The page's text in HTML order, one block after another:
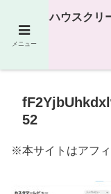
25年以上の現場経
52
※本サイトはアフィ
メニュー
ハウスクリ